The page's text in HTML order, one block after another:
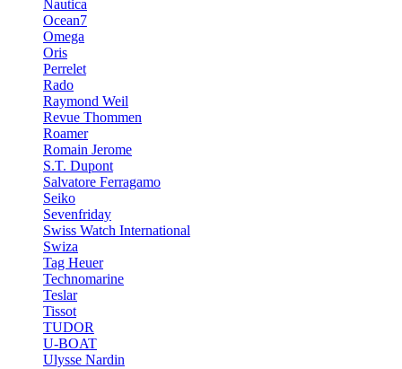
Nautica
Ocean7
Omega
Oris
Perrelet
Rado
Raymond Weil
Revue Thommen
Roamer
Romain Jerome
S.T. Dupont
Salvatore Ferragamo
Seiko
Sevenfriday
Swiss Watch International
Swiza
Tag Heuer
Technomarine
Teslar
Tissot
TUDOR
U-BOAT
Ulysse Nardin